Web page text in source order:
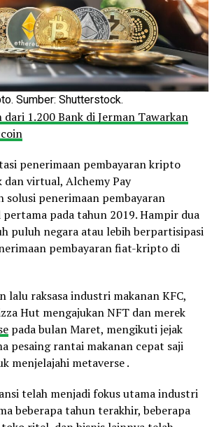
Sumber: Shutterstock.
dari 1.200 Bank di Jerman Tawarkan
penerimaan pembayaran kripto
virtual, Alchemy Pay
solusi penerimaan pembayaran
pada tahun 2019. Hampir dua
puluh negara atau lebih berpartisipasi
pembayaran fiat-kripto di
lalu raksasa industri makanan KFC,
Hut mengajukan NFT dan merek
pada bulan Maret, mengikuti jejak
pesaing rantai makanan cepat saji
menjelajahi metaverse .
telah menjadi fokus utama industri
beberapa tahun terakhir, beberapa